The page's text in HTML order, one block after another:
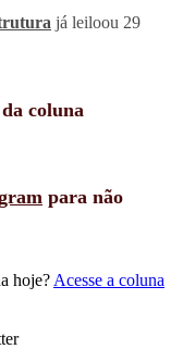
já leiloou 29
coluna
para não
hoje? Acesse a coluna